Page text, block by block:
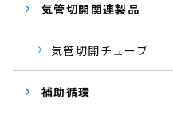
気管切開関連製品
気管切開チューブ
補助循環